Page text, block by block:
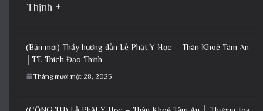
Thịnh +
(Bản mới) Thầy hướng dẫn Lễ Phật Y Học – Thân Khoẻ Tâm An
│TT. Thích Đạo Thịnh
Tháng mười một 28, 2025